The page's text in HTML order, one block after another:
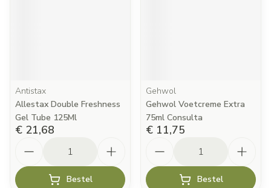
Antistax
Allestax Double Freshness
Gel Tube 125Ml
€ 21,68
Bestel
Gehwol
Gehwol Voetcreme Extra
75ml Consulta
€ 11,75
Bestel